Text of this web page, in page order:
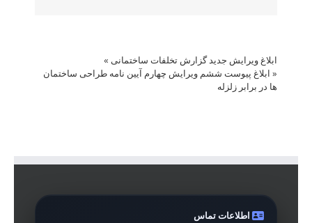
ابلاغ ویرایش جدید گزارش تخلفات ساختمانی »
« ابلاغ پیوست ششم ویرایش چهارم آیین نامه طراحی ساختمان
ها در برابر زلزله
اطلاعات تماس